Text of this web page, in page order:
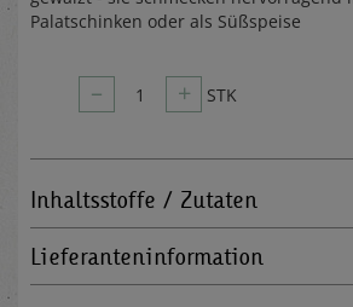
Palatschinken oder als Süßspeise
– 1 + STK
Inhaltsstoffe / Zutaten
Lieferanteninformation